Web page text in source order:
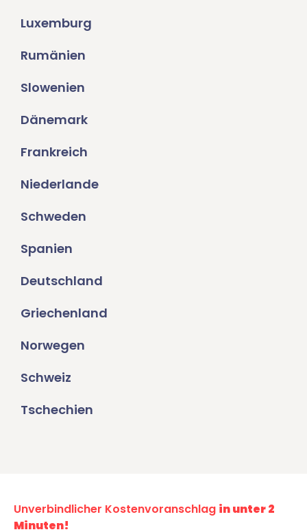
Luxemburg
Rumänien
Slowenien
Dänemark
Frankreich
Niederlande
Schweden
Spanien
Deutschland
Griechenland
Norwegen
Schweiz
Tschechien
Unverbindlicher Kostenvoranschlag in unter 2
Minuten!